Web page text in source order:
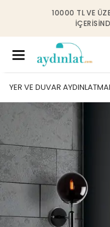
10000 TL VE
YER VE DUVAR